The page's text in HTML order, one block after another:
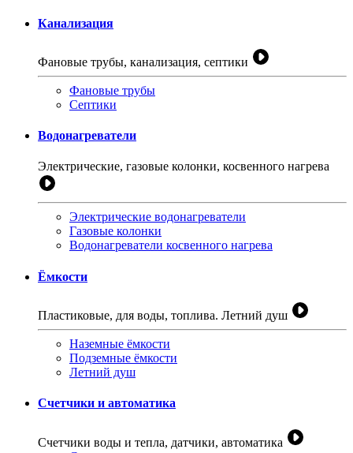
Канализация
Фановые трубы, канализация, септики
Фановые трубы
Септики
Водонагреватели
Электрические, газовые колонки, косвенного нагрева
Электрические водонагреватели
Газовые колонки
Водонагреватели косвенного нагрева
Ёмкости
Пластиковые, для воды, топлива. Летний душ
Наземные ёмкости
Подземные ёмкости
Летний душ
Счетчики и автоматика
Счетчики воды и тепла, датчики, автоматика